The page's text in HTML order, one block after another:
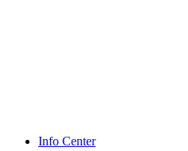
Info Center